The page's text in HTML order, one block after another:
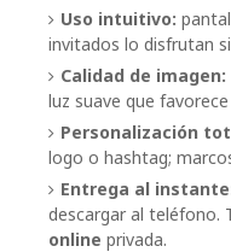
Uso intuitivo:
invitados lo disfrutan
Calidad de imagen:
luz suave que
Personalización
logo o hashtag;
Entrega al
descargar al teléfono.
online privada.